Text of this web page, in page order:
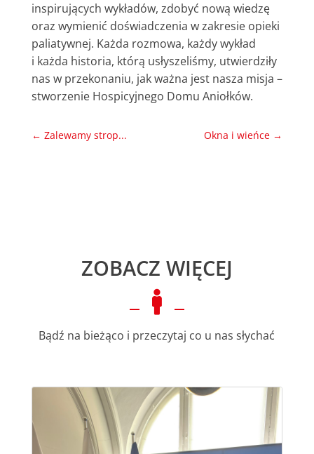
inspirujących wykładów, zdobyć nową wiedzę
oraz wymienić doświadczenia w zakresie opieki
paliatywnej. Każda rozmowa, każdy wykład
i każda historia, którą usłyszeliśmy, utwierdziły
nas w przekonaniu, jak ważna jest nasza misja –
stworzenie Hospicyjnego Domu Aniołków.
← Zalewamy strop... Okna i wieńce →
ZOBACZ WIĘCEJ

Bądź na bieżąco i przeczytaj co u nas słychać